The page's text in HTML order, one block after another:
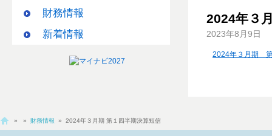
財務情報
新着情報
2024年３
2023年8月9日
2024年３月期
» » 財務情報 » 2024年３月期 第１四半期決算短信